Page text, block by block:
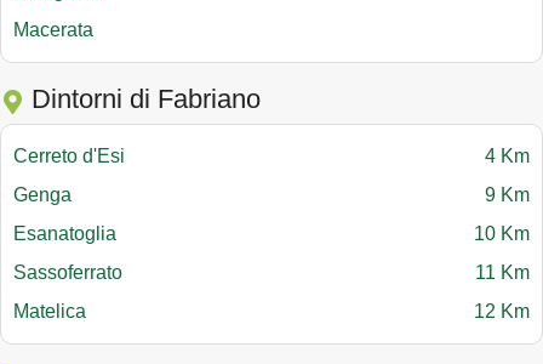
Macerata
Dintorni di Fabriano
Cerreto d'Esi
4 Km
Genga
9 Km
Esanatoglia
10 Km
Sassoferrato
11 Km
Matelica
12 Km